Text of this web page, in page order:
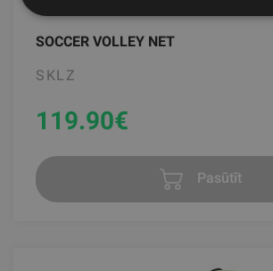
SOCCER VOLLEY NET
SKLZ
119.90€
Pasūtīt